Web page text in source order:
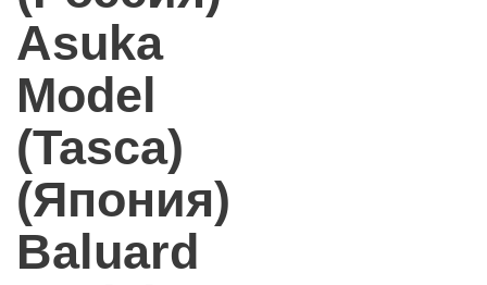
Asuka
Model
(Tasca)
(Япония)
Baluard